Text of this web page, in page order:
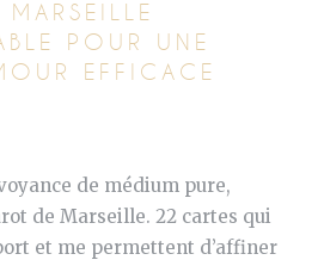
POUR UNE
EFFICACE
de médium pure,
de Marseille. 22 cartes qui
et me permettent d’affiner